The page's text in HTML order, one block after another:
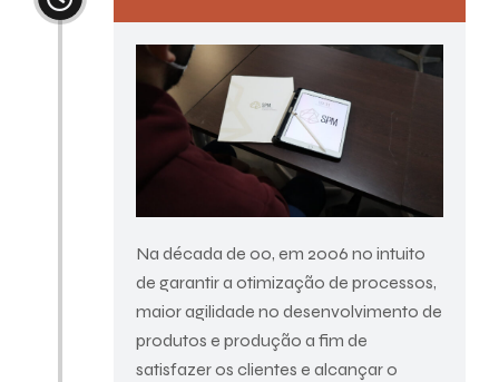
Na década de 00, em 2006 no intuito
de garantir a otimização de processos,
maior agilidade no desenvolvimento de
produtos e produção a fim de
satisfazer os clientes e alcançar o